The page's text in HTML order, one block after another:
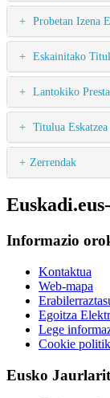
Probetan Izena
Eskainitako
Lantokiko
Titulua Eskatzea
Zerrendak
Informazio
Kontaktua
Web-mapa
Egoitza
Lege
Cookie
Eusko